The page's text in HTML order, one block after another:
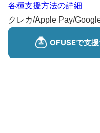
各種支援方法の詳細
クレカ/Apple Pay/